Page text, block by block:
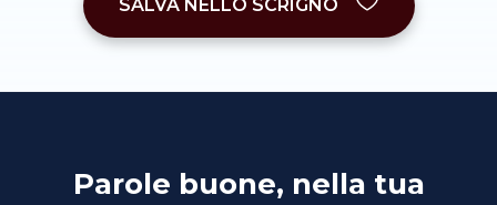
SALVA NELLO SCRIGNO
Parole buone, nella tua